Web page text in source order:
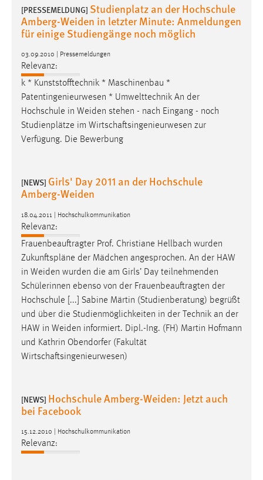
[PRESSEMELDUNG] Studienplatz an der Hochschule
Amberg-Weiden in letzter Minute: Anmeldungen
für einige Studiengänge noch möglich
03.09.2010 | Pressemeldungen
Relevanz:
k * Kunststofftechnik * Maschinenbau *
Patentingenieurwesen * Umwelttechnik An der
Hochschule in Weiden stehen - nach Eingang - noch
Studienplätze im Wirtschaftsingenieurwesen zur
Verfügung. Die Bewerbung
[NEWS] Girls' Day 2011 an der Hochschule
Amberg-Weiden
18.04.2011 | Hochschulkommunikation
Relevanz:
Frauenbeauftragter Prof. Christiane Hellbach wurden
Zukunftspläne der Mädchen angesprochen. An der HAW
in Weiden wurden die am Girls’ Day teilnehmenden
Schülerinnen ebenso von der Frauenbeauftragten der
Hochschule [...] Sabine Märtin (Studienberatung) begrüßt
und über die Studienmöglichkeiten in der Technik an der
HAW in Weiden informiert. Dipl.-Ing. (FH) Martin Hofmann
und Kathrin Obendorfer (Fakultät
Wirtschaftsingenieurwesen)
[NEWS] Hochschule Amberg-Weiden: Jetzt auch
bei Facebook
15.12.2010 | Hochschulkommunikation
Relevanz: